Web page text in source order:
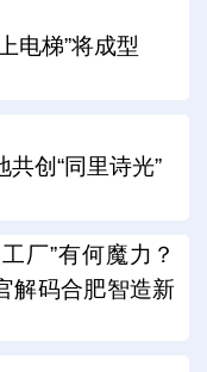
电梯”将成型
共创“同里诗光”
厂”有何魔力？
解码合肥智造新